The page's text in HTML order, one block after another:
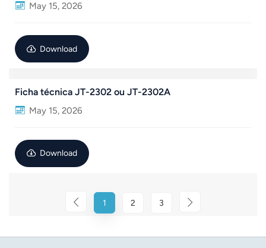
May 15, 2026
Download
Ficha técnica JT-2302 ou JT-2302A
May 15, 2026
Download
1 2 3